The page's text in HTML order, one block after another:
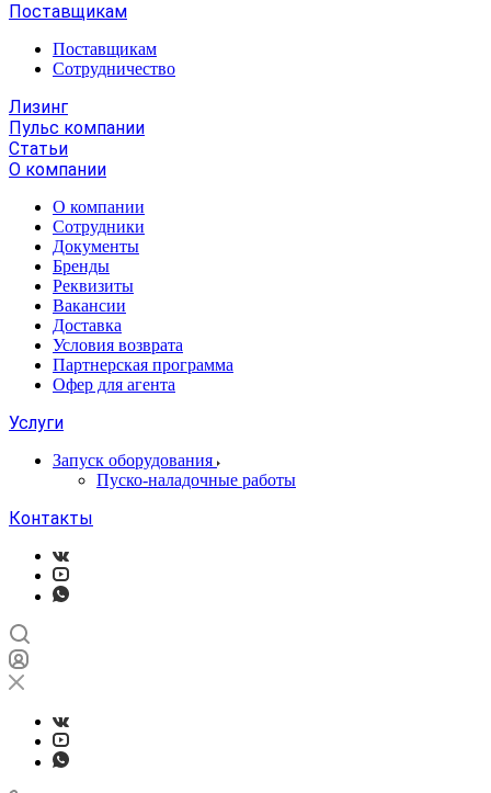
Поставщикам
Поставщикам
Сотрудничество
Лизинг
Пульс компании
Статьи
О компании
О компании
Сотрудники
Документы
Бренды
Реквизиты
Вакансии
Доставка
Условия возврата
Партнерская программа
Офер для агента
Услуги
Запуск оборудования
Пуско-наладочные работы
Контакты